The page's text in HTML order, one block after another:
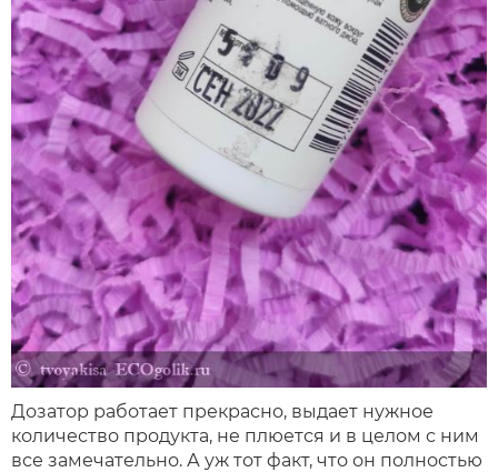
Дозатор работает прекрасно, выдает нужное
количество продукта, не плюется и в целом с ним
все замечательно. А уж тот факт, что он полностью